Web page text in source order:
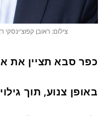
צילום: ראובן
כפר סבא תציין את
באופן צנוע, תוך